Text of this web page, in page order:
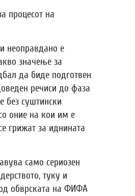
процесот на
неоправдано е
значење за
да биде подготвен
речиси до фаза
без суштински
оние на кои им е
грижат за иднината
само сериозен
туку и
обврската на ФИФА